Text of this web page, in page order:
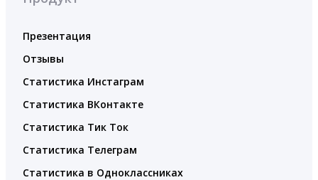
Презентация
Отзывы
Статистика Инстаграм
Статистика ВКонтакте
Статистика Тик Ток
Статистика Телеграм
Статистика в Одноклассниках